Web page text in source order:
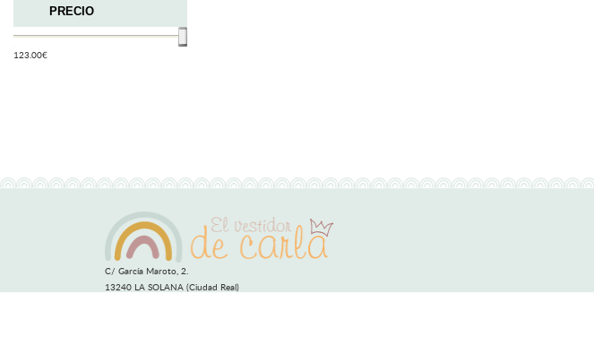
PRECIO
123.00€
C/ García Maroto, 2.
13240 LA SOLANA (Ciudad Real)